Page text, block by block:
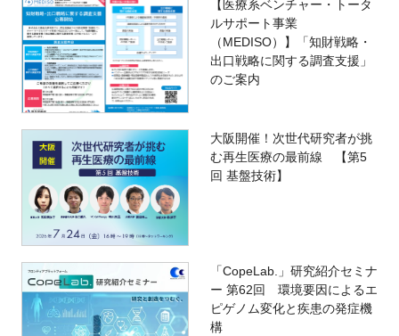
【医療系ベンチャー・トータ
ルサポート事業
（MEDISO）】「知財戦略・
出口戦略に関する調査支援」
のご案内
大阪開催！次世代研究者が挑
む再生医療の最前線 【第5
回 基盤技術】
「CopeLab.」研究紹介セミナ
ー 第62回 環境要因によるエ
ピゲノム変化と疾患の発症機
構